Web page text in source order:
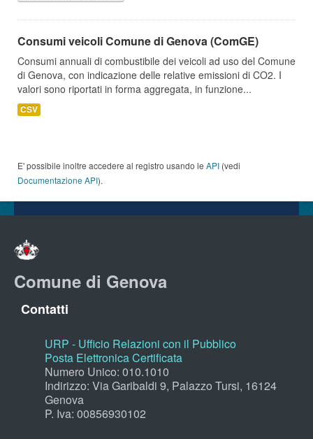
Consumi veicoli Comune di Genova (ComGE)
Consumi annuali di combustibile dei veicoli ad uso del Comune
di Genova, con indicazione delle relative emissioni di CO2. I
valori sono riportati in forma aggregata, in funzione...
CSV
E' possibile inoltre accedere al registro usando le API (vedi
Documentazione API).
Comune di Genova
Contatti
URP - Ufficio Relazioni con il Pubblico
Posta Elettronica Certificata
Numero Unico: 010.1010
Indirizzo: Via Garibaldi 9, Palazzo Tursi, 16124
Genova
P. Iva: 00856930102